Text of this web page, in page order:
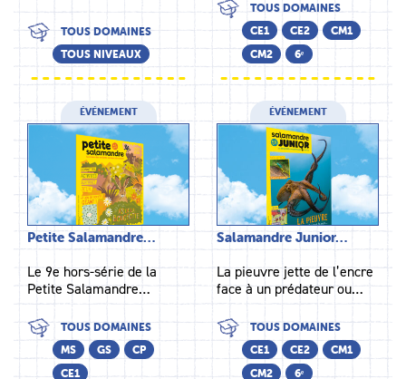
TOUS DOMAINES
TOUS NIVEAUX
TOUS DOMAINES
CE1
CE2
CM1
CM2
6ᵉ
ÉVÉNEMENT
Petite Salamandre…
Le 9e hors-série de la
Petite Salamandre…
TOUS DOMAINES
MS
GS
CP
CE1
ÉVÉNEMENT
Salamandre Junior…
La pieuvre jette de l’encre
face à un prédateur ou…
TOUS DOMAINES
CE1
CE2
CM1
CM2
6ᵉ